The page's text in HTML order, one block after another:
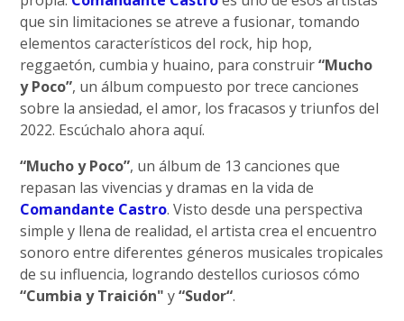
que sin limitaciones se atreve a fusionar, tomando
elementos característicos del rock, hip hop,
reggaetón, cumbia y huaino, para construir“Mucho
y Poco”, un álbum compuesto por trece canciones
sobre la ansiedad, el amor, los fracasos y triunfos del
2022. Escúchalo ahora aquí.
“Mucho y Poco”, un álbum de 13 canciones que
repasan las vivencias y dramas en la vida de
Comandante Castro. Visto desde una perspectiva
simple y llena de realidad, el artista crea el encuentro
sonoro entre diferentes géneros musicales tropicales
de su influencia, logrando destellos curiosos cómo
“Cumbia y Traición" y“Sudor“.